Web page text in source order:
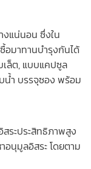
งแน่นอน ซึ่งใน
อมาทานบำรุงกันได้
เล็ต, แบบแคปซูล
น้ำ บรรจุซอง พร้อม
ระประสิทธิภาพสูง
นุมูลอิสระ โดยตาม